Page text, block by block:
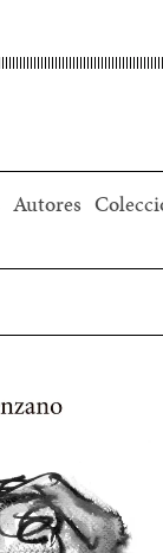
Autores